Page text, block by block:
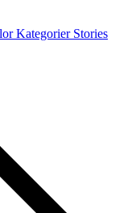
Kategorier Stories